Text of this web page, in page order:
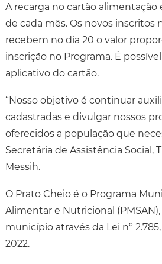
A recarga no cartão alimentação
de cada mês. Os novos inscritos
recebem no dia 20 o valor
inscrição no Programa. É
aplicativo do cartão.
“Nosso objetivo é continuar
cadastradas e divulgar nossos
oferecidos a população que
Secretária de Assistência Social,
Messih.
O Prato Cheio é o Programa
Alimentar e Nutricional
município através da Lei nº
2022.